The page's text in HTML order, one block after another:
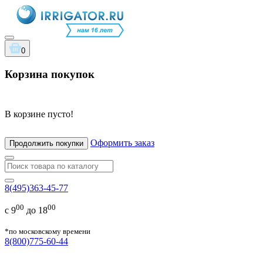
0
Корзина покупок
В корзине пусто!
Продолжить покупки Оформить заказ
8(495)363-45-77
с 900 до 1800
*по московскому времени
8(800)775-60-44